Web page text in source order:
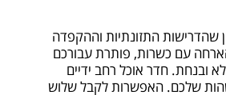
שהדרישות התזונתיות וההקפדה
עם כשרות, פותרת עבורכם
ובנחת. חדר אוכל רחב ידיים
שלכם. האפשרות לקבל שלוש